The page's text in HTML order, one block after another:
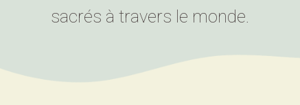
sacrés à travers le monde.